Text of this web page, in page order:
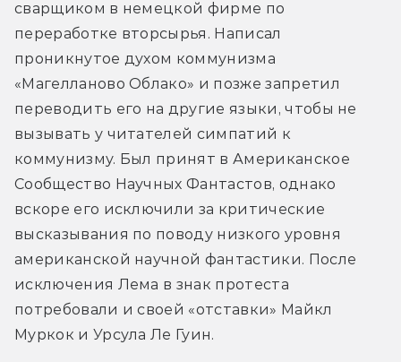
сварщиком в немецкой фирме по
переработке вторсырья. Написал
проникнутое духом коммунизма
«Магелланово Облако» и позже запретил
переводить его на другие языки, чтобы не
вызывать у читателей симпатий к
коммунизму. Был принят в Американское
Сообщество Научных Фантастов, однако
вскоре его исключили за критические
высказывания по поводу низкого уровня
американской научной фантастики. После
исключения Лема в знак протеста
потребовали и своей «отставки» Майкл
Муркок и Урсула Ле Гуин.